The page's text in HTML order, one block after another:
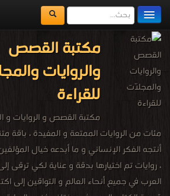
مكتبة الكتب
المكتبات
يُقرأ حالياً
الفهرس
اضف كتاب
مكتبة القصص
والروايات
للقراءة
مكتبة القصص و الروايات
مئات من الروايات الممتعة و المفيدة ، باقة
أنتجه الفكر الإنساني و ما أبدعه خيال
، روايات تم اختيارها بدقة و عناية لكي ترقى
العرب في جميع أنحاء العالم و التواقين إلى